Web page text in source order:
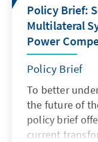
Policy Brief:
Multilateral
Power
Policy Brief
To better
the future of
policy brief
current